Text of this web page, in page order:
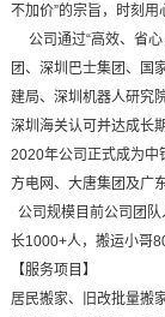
不加价”的宗旨，时刻用
公司通过“高效、省心
团、深圳巴士集团、国
建局、深圳机器人研究
深圳海关认可并达成长
2020年公司正式成为中
方电网、大唐集团及广
公司规模目前公司团
长1000+人，搬运小哥
【服务项目】
居民搬家、旧改批量搬